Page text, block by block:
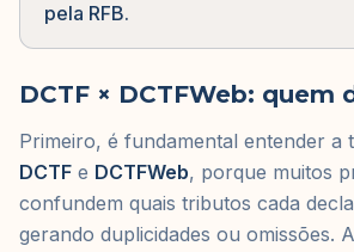
pela RFB.
DCTF × DCTFWeb: quem
Primeiro, é fundamental entender a
DCTF e DCTFWeb, porque muitos
confundem quais tributos cada
gerando duplicidades ou omissões. A